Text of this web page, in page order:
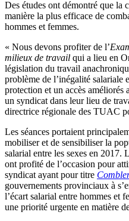
Des études ont démontré que la
manière la plus efficace de
hommes et femmes.
« Nous devons profiter de l’
milieux de travail qui a lieu en
législation du travail
problème de l’inégalité salariale
protection et un accès améliorés
un syndicat dans leur lieu de
directrice régionale des TUAC
Les séances portaient
mobiliser et de sensibiliser la
salarial entre les sexes en
ont profité de l’occasion pour
syndicat ayant pour titre
gouvernements provinciaux à
l’écart salarial entre hommes et
une priorité urgente en matière